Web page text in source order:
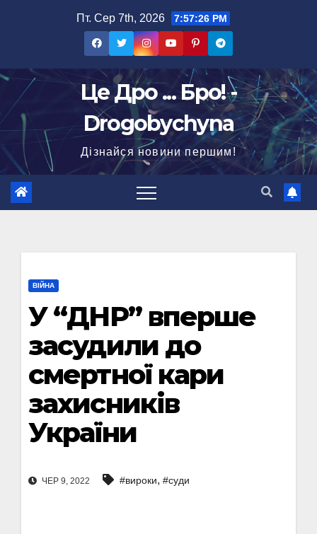
Пт. Сер 7th, 2026 7:57:27 PM
Це Дро ... Бро! -
Drogobychyna
Дізнайся новини першим!
ВІЙНА
У “ДНР” вперше
засудили до
смертної кари
захисників
України
ЧЕР 9, 2022 #вироки, #суди